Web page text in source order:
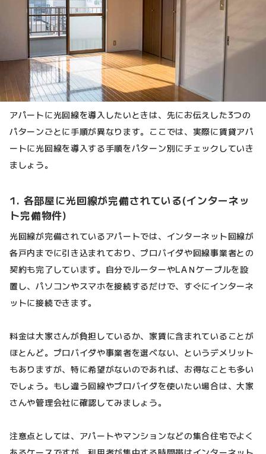
アパートに光回線を導入したいときは、先にお伝えした3つの
パターンごとに手順が異なります。ここでは、実際に賃貸アパ
ートに光回線を導入する手順をパターン別にチェックしていき
ましょう。
1. 各部屋に光回線が完備されている(インターネッ
ト完備物件)
光回線が完備されているアパートでは、インターネット回線が
各戸内までに引き込まれており、プロバイダや回線事業者との
契約も完了しています。自分でルーターやLAＮケーブルを設
置し、パソコンやスマホを接続するだけで、すぐにインターネ
ットに接続できます。
料金は大家さんが負担しているか、家賃に含まれていることが
ほとんど。プロバイダや事業者を選べない、というデメリット
もありますが、特に希望がないのであれば、お得なことも多い
でしょう。もし違う回線やプロバイダを使いたい場合は、大家
さんや管理会社に確認してみましょう。
注意点としては、アパートやマンションなどの集合住宅でよく